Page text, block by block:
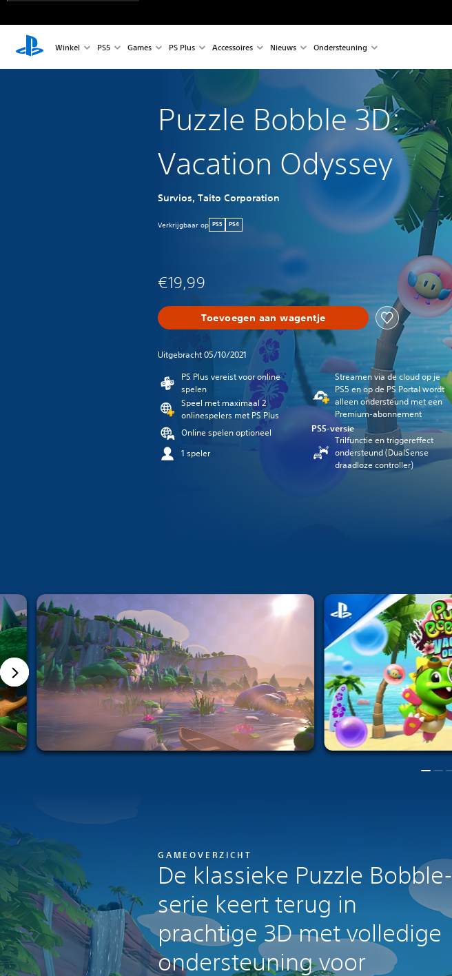
Winkel PS5 Games PS Plus Accessoires Nieuws Ondersteuning
Puzzle Bobble 3D:
Vacation Odyssey
Survios, Taito Corporation
Verkrijgbaar op PS5 PS4
€19,99
Toevoegen aan wagentje
Uitgebracht 05/10/2021
PS Plus vereist voor online
spelen
Speel met maximaal 2
onlinespelers met PS Plus
Online spelen optioneel
1 speler
Streamen via de cloud op je
PS5 en op de PS Portal wordt
alleen ondersteund met een
Premium-abonnement
PS5-versie
Trilfunctie en triggereffect
ondersteund (DualSense
draadloze controller)
GAMEOVERZICHT
De klassieke Puzzle Bobble-
serie keert terug in
prachtige 3D met volledige
ondersteuning voor